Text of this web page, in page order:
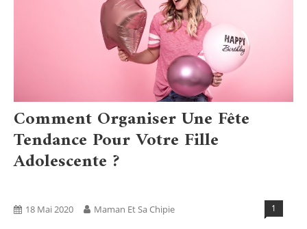
Comment Organiser Une Fête
Tendance Pour Votre Fille
Adolescente ?
18 Mai 2020 Maman Et Sa Chipie 1